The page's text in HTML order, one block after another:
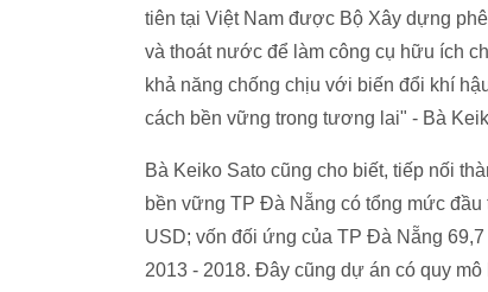
tiên tại Việt Nam được Bộ Xây dựng
và thoát nước để làm công cụ hữu ích
khả năng chống chịu với biến đổi khí
cách bền vững trong tương lai" - Bà
Bà Keiko Sato cũng cho biết, tiếp nối
bền vững TP Đà Nẵng có tổng mức
USD; vốn đối ứng của TP Đà Nẵng
2013 - 2018. Đây cũng dự án có quy